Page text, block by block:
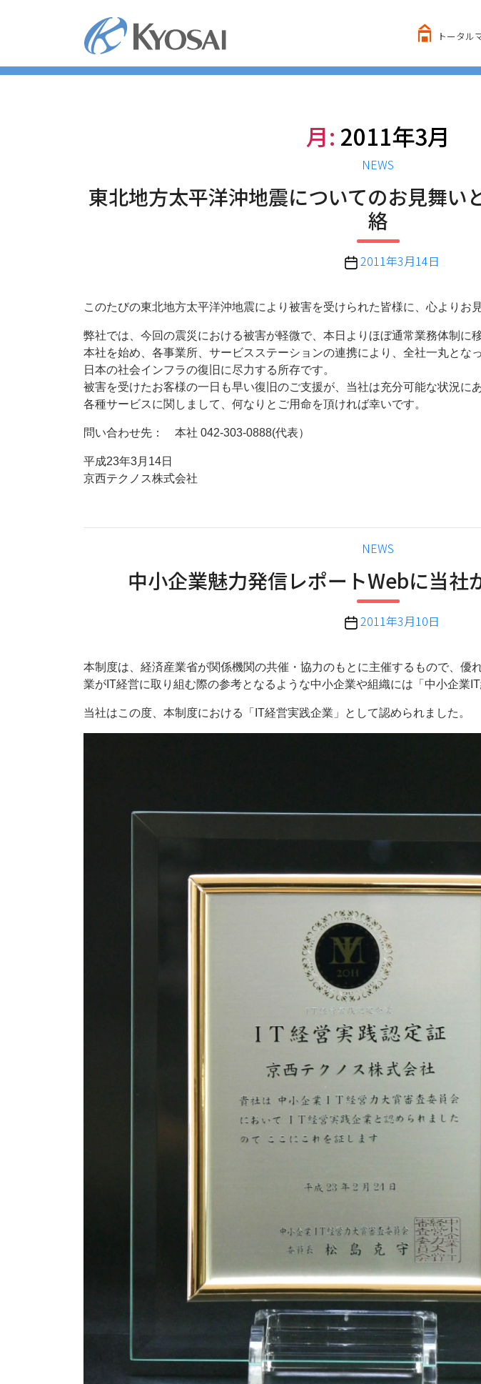
ツ
トータル
月: 2011年3月
カ
ゴ
リ
ー
NEWS
東北地方太平洋沖地震についてのお見舞い
絡
投 2011年3月14日
このたびの東北地方太平洋沖地震により被害を受けられた皆様に、心よりお
弊社では、今回の震災における被害が軽微で、本日よりほぼ通常業務体制に
本社を始め、各事業所、サービスステーションの連携により、全社一丸とな
日本の社会インフラの復旧に尽力する所存です。
被害を受けたお客様の一日も早い復旧のご支援が、当社は充分可能な状況にあ
各種サービスに関しまして、何なりとご用命を頂ければ幸いです。
問い合わせ先： 本社 042-303-0888(代表）
平成23年3月14日
京西テクノス株式会社
カ
ゴ
リ
ー
NEWS
中小企業魅力発信レポートWebに当社
投 2011年3月10日
本制度は、経済産業省が関係機関の共催・協力のもとに主催するもので、優
業がIT経営に取り組む際の参考となるような中小企業や組織には「中小企業
当社はこの度、本制度における「IT経営実践企業」として認められました。